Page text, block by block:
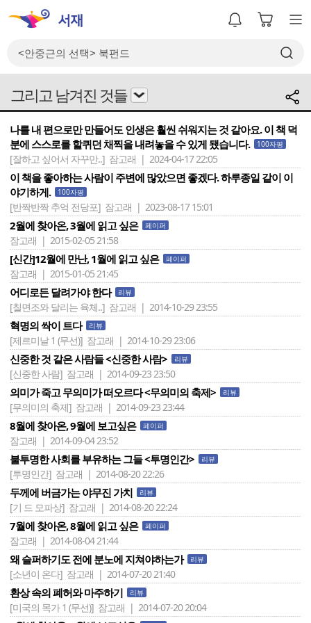
그리고 남겨진 것들
나를 내 편으로만 만들어도 인생은 훨씬 쉬워지는 것 같아요. 이 책 덕
분에 스스로를 할퀴던 채찍을 내려놓을 수 있게 됐습니다.
100자평
[잘하고 싶어서 자꾸만..] 잠고래 | 2024-04-17 22:05
이 책을 좋아하는 사람이 주변에 많았으면 좋겠다. 하루종일 같이 이
야기하게.
100자평
[반짝반짝 추억 전당포] 잠고래 | 2023-08-17 15:01
2월에 찾아온, 3월에 읽고 싶은 페이퍼
잠고래 | 2015-02-05 21:58
[신간]12월에 만난, 1월에 읽고 싶은 페이퍼
잠고래 | 2015-01-05 21:45
어디로든 달려가야 한다 리뷰
[칠면조와 달리는 육체..] 잠고래 | 2014-10-29 23:55
혁명의 싹이 트다 리뷰
[제르미날 1 (무선)] 잠고래 | 2014-10-29 23:06
신중한 것 같은 사람들 <신중한 사람> 리뷰
[신중한 사람] 잠고래 | 2014-09-23 23:50
의미가 죽고 무의미가 떠오르다 <무의미의 축제> 리뷰
[무의미의 축제] 잠고래 | 2014-09-23 23:44
8월에 찾아온, 9월에 보고싶은 페이퍼
잠고래 | 2014-09-04 23:52
불투명한 사회를 부유하는 그들 <투명인간> 리뷰
[투명인간] 잠고래 | 2014-08-20 22:26
두께에 버금가는 야무진 가치 리뷰
[기 드 모파상] 잠고래 | 2014-08-20 22:24
7월에 찾아온, 8월에 읽고 싶은 페이퍼
잠고래 | 2014-08-04 21:44
왜 슬퍼하기도 전에 분노에 지쳐야하는가 리뷰
[소년이 온다] 잠고래 | 2014-07-20 21:40
환상 속의 폐허와 마주하기 리뷰
[미국의 목가 1 (무선)] 잠고래 | 2014-07-20 20:04